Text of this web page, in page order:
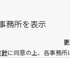
務所を表示
針に同意の上、各事務所